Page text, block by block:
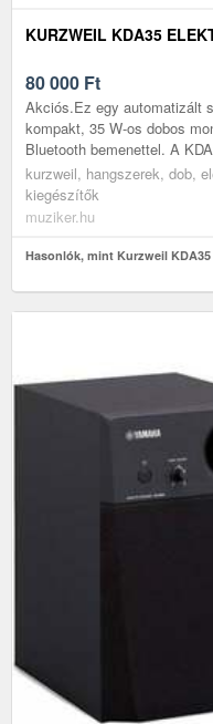
KURZWEIL KDA35
80 000 Ft
Akciós.Ez egy automatizált
kompakt, 35 W-os dobos
Bluetooth bemenettel. A
kurzweil, hangszerek, dob,
kiegészítők
muziker.hu
Hasonlók, mint Kurzweil